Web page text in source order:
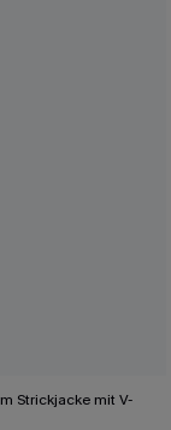
Strickjacke mit V-